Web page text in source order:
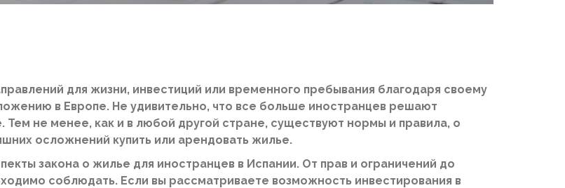
для жизни, инвестиций или временного пребывания благодаря своему
в Европе. Не удивительно, что все больше иностранцев решают
не менее, как и в любой другой стране, существуют нормы и правила, о
осложнений купить или арендовать жилье.
закона о жилье для иностранцев в Испании. От прав и ограничений до
соблюдать. Если вы рассматриваете возможность инвестирования в